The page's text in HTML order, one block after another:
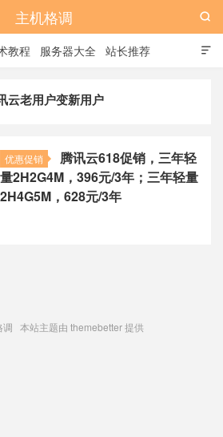
主机格调

教程 服务器大全 站长推荐

云老用户变新用户
优惠促销
腾讯云618促销，三年轻
量2H2G4M，396元/3年；三年轻量
2H4G5M，628元/3年
调 本站主题由 themebetter提供